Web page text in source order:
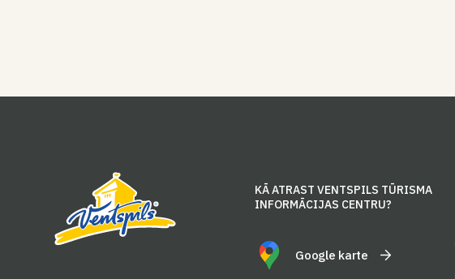
KĀ ATRAST VENTSPILS TŪRISMA
INFORMĀCIJAS CENTRU?
Google karte